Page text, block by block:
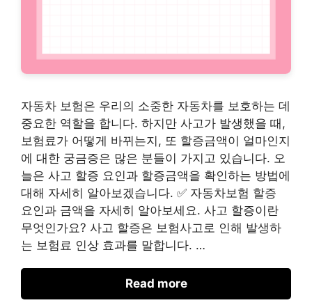
자동차 보험은 우리의 소중한 자동차를 보호하는 데
중요한 역할을 합니다. 하지만 사고가 발생했을 때,
보험료가 어떻게 바뀌는지, 또 할증금액이 얼마인지
에 대한 궁금증은 많은 분들이 가지고 있습니다. 오
늘은 사고 할증 요인과 할증금액을 확인하는 방법에
대해 자세히 알아보겠습니다. ✅ 자동차보험 할증
요인과 금액을 자세히 알아보세요. 사고 할증이란
무엇인가요? 사고 할증은 보험사고로 인해 발생하
는 보험료 인상 효과를 말합니다. …
Read more